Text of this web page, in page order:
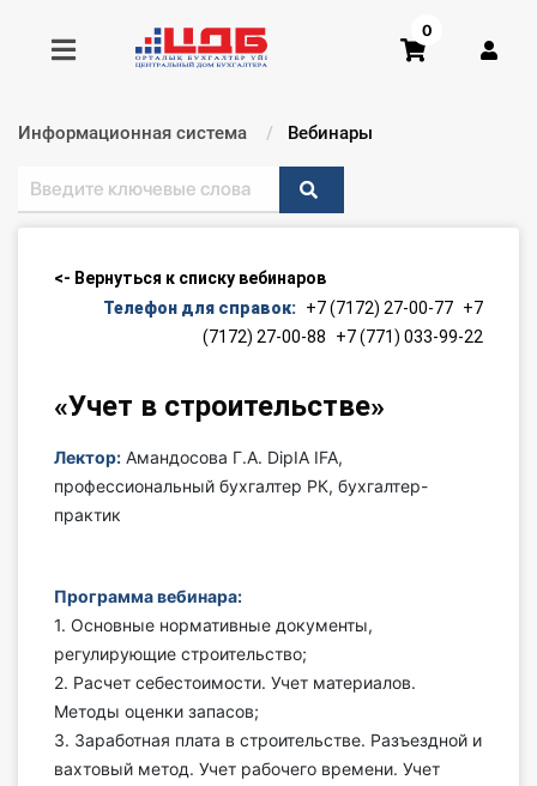
Получить консультацию
Главная ИС
Консультации
Правовая база
Библиотека бухгалтера
Вебинары
Справочник бухгалтера
Участник ВЭД
0
Информационная система Текущий:
Вебинары
<- Вернуться к списку вебинаров
Телефон для справок: +7 (7172) 27-00-77 +7
(7172) 27-00-88
+7 (771) 033-99-22
«Учет в строительстве»
Лектор: Амандосова Г.А. DipIA IFA,
профессиональный бухгалтер РК, бухгалтер-
практик
Программа вебинара:
1. Основные нормативные документы,
регулирующие строительство;
2. Расчет себестоимости. Учет материалов.
Методы оценки запасов;
3. Заработная плата в строительстве. Разъездной и
вахтовый метод. Учет рабочего времени. Учет